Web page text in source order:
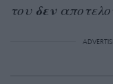
του δεν